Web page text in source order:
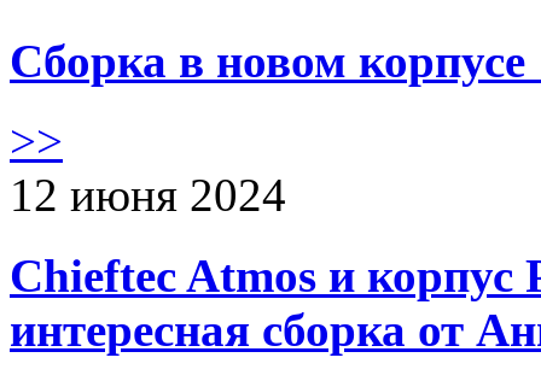
Сборка в новом
>>
12 июня 2024
Chieftec Atmos и корпус
интересная сборка от